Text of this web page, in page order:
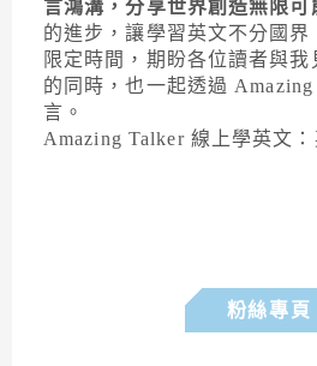
言鴻溝，分享世界創造無限可
的進步，讓學習英文不分國界
限定時間，期盼各位讀者與
的同時，也一起透過
言。
Amazing Talker 線上學英文：
粉絲專頁